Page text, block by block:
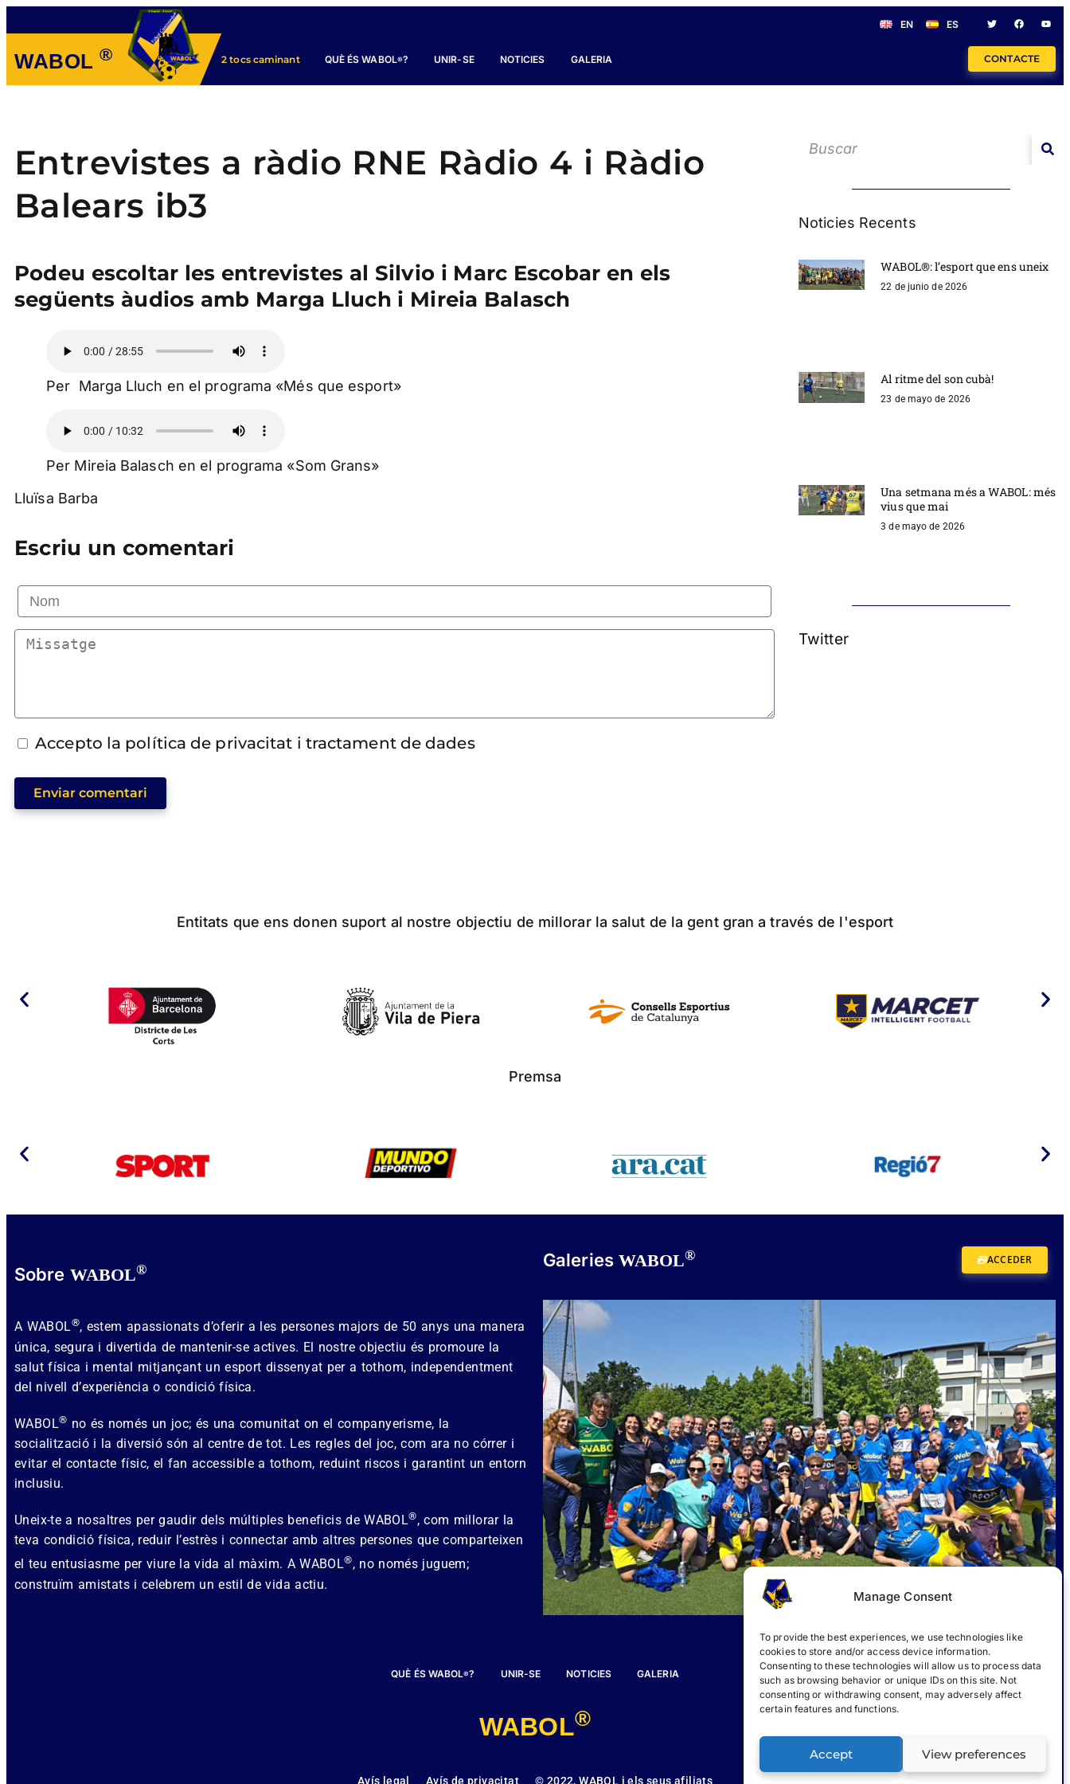
Manage Consent
To provide the best experiences, we use technologies like
cookies to store and/or access device information.
Consenting to these technologies will allow us to process data
such as browsing behavior or unique IDs on this site. Not
consenting or withdrawing consent, may adversely affect
certain features and functions.
Accept View preferences
EN ES
WABOL ® 2 tocs caminant CONTACTE
QUÈ ÉS WABOL®? UNIR-SE NOTICIES GALERIA
Entrevistes a ràdio RNE Ràdio 4 i Ràdio
Balears ib3
Podeu escoltar les entrevistes al Silvio i Marc Escobar en els
següents àudios amb Marga Lluch i Mireia Balasch
Per Marga Lluch en el programa «Més que esport»
Per Mireia Balasch en el programa «Som Grans»
Lluïsa Barba
Escriu un comentari
Accepto la política de privacitat i tractament de dades
Enviar comentari
Noticies Recents
WABOL®: l’esport que ens uneix
22 de junio de 2026
Al ritme del son cubà!
23 de mayo de 2026
Una setmana més a WABOL: més
vius que mai
3 de mayo de 2026
Twitter
Entitats que ens donen suport al nostre objectiu de millorar la salut de la gent gran a través de l'esport
Premsa
Sobre WABOL®
A WABOL®, estem apassionats d’oferir a les persones majors de 50 anys una manera
única, segura i divertida de mantenir-se actives. El nostre objectiu és promoure la
salut física i mental mitjançant un esport dissenyat per a tothom, independentment
del nivell d’experiència o condició física.
WABOL® no és només un joc; és una comunitat on el companyerisme, la
socialització i la diversió són al centre de tot. Les regles del joc, com ara no córrer i
evitar el contacte físic, el fan accessible a tothom, reduint riscos i garantint un entorn
inclusiu.
Uneix-te a nosaltres per gaudir dels múltiples beneficis de WABOL®, com millorar la
teva condició física, reduir l’estrès i connectar amb altres persones que comparteixen
el teu entusiasme per viure la vida al màxim. A WABOL®, no només juguem;
construïm amistats i celebrem un estil de vida actiu.
Galeries WABOL® ACCEDER
QUÈ ÉS WABOL®? UNIR-SE NOTICIES GALERIA
WABOL®
Avís legal Avís de privacitat © 2022, WABOL i els seus afiliats